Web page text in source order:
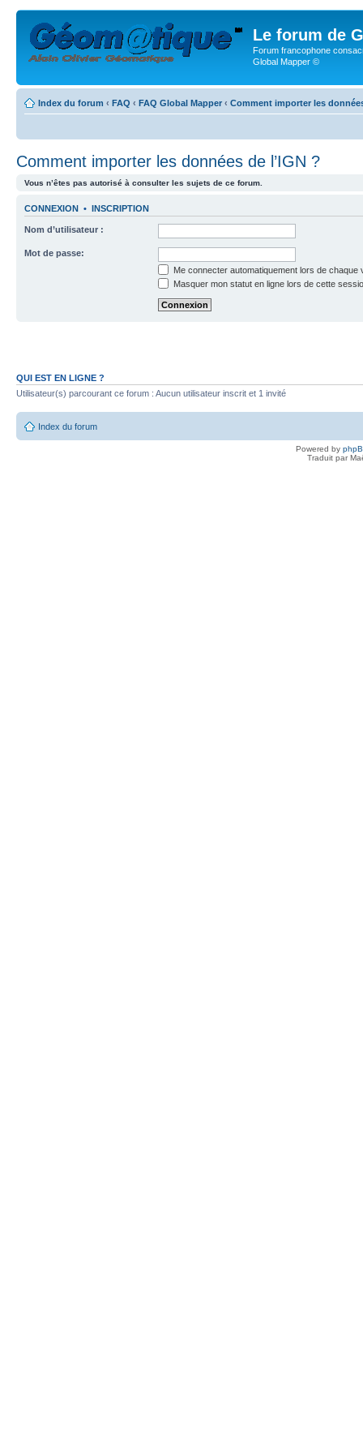
Le forum de
Forum francophone
Global Mapper ©
Index du forum ‹ FAQ ‹ FAQ Global Mapper ‹ Comment importer les
Comment importer les données de l’IGN ?
Vous n’êtes pas autorisé à consulter les sujets de ce forum.
CONNEXION • INSCRIPTION
Nom d’utilisateur :
Mot de passe:
Me connecter automatiquement lors de chaque
Masquer mon statut en ligne lors de cette
QUI EST EN LIGNE ?
Utilisateur(s) parcourant ce forum : Aucun utilisateur inscrit et 1 invité
Index du forum
Powered by
Traduit par